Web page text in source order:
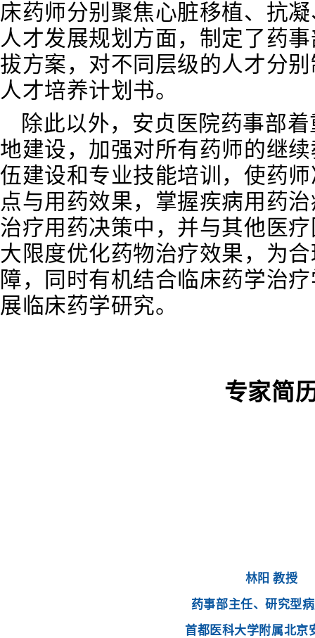
床药师分别聚焦心脏移植、抗
人才发展规划方面， 制定了药
拔方案，对不同层级的人才分
人才培养计划书。
除此以外，安贞医院药事部
地建设，加强对所有药师的继
伍建设和专业技能培训，使药
点与用药效果，掌握疾病用药
治疗用药决策中，并与其他医
大限度优化药物治疗效果，为
障，同时有机结合临床药学治
展临床药学研究。
专家简
林阳 教授
药事部主任、研究型
首都医科大学附属北京